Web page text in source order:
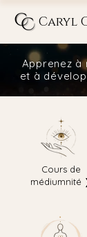
Caryl
Apprenez
et à
Cours de
médiumnité